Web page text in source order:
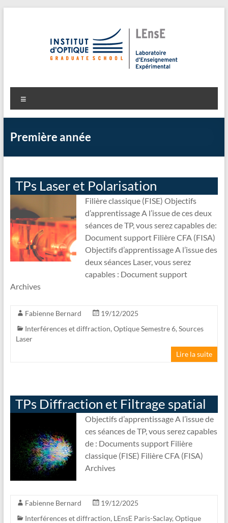
LEnsE
Laboratoire d'Enseignement Expérimental
Première année
TPs Laser et Polarisation
Filière classique (FISE) Objectifs
d’apprentissage A l’issue de ces deux
séances de TP, vous serez capables de:
Document support Filière CFA (FISA)
Objectifs d’apprentissage A l’issue des
deux séances Laser, vous serez
capables : Document support
Archives
Fabienne Bernard
19/12/2025
Interférences et diffraction, Optique Semestre 6, Sources
Laser
Lire la suite
TPs Diffraction et Filtrage spatial
Objectifs d’apprentissage A l’issue de
ces séances de TP, vous serez capables
de : Documents support Filière
classique (FISE) Filière CFA (FISA)
Archives
Fabienne Bernard
19/12/2025
Interférences et diffraction, LEnsE Paris-Saclay, Optique